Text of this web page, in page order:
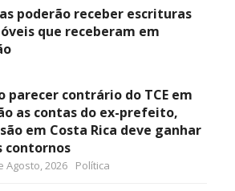
poderão receber escrituras
que receberam em
parecer contrário do TCE em
as contas do ex-prefeito,
em Costa Rica deve ganhar
contornos
Agosto, 2026 Política